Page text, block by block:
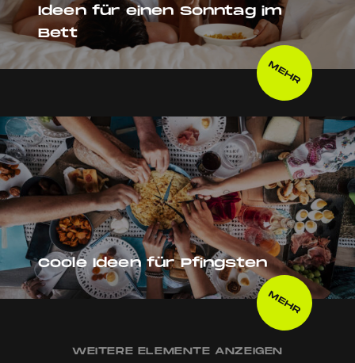
Ideen für einen Sonntag im
Bett
MEHR
Coole Ideen für Pfingsten
MEHR
WEITERE ELEMENTE ANZEIGEN